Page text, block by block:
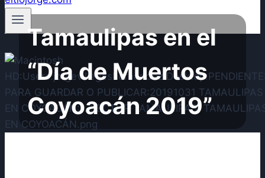
Tamaulipas en el
“Día de Muertos
Coyoacán 2019”